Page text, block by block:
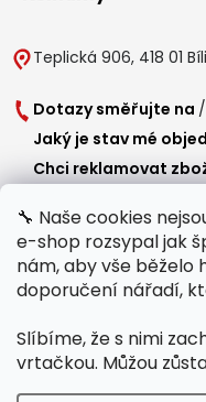
🔧 Naše cookies
e-shop rozsypal jak
nám, aby vše běželo
doporučení nářadí,
Slíbíme, že s nimi
vrtačkou. Můžou
Teplická 906, 418 01
Dotazy směřujte na /
Jaký je stav mé
Chci reklamovat
Provozní doba
Po-Čt /
8:00 - 15:00
Polední přestávka /